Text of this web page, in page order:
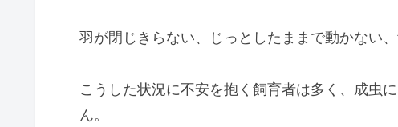
羽が閉じきらない、じっとしたままで動かない
こうした状況に不安を抱く飼育者は多く、成虫
ん。